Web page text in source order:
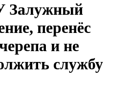
Залужный
перенёс
и не
службу